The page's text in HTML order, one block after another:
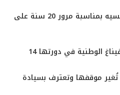
ب
ت
ر
k
س
ب
مهرجان تيفاوين يكرم مؤسسيه بمناسبة مرور 20 سنة على
الوطنية في دورتها 14
تُغير موقفها وتعترف بسيادة